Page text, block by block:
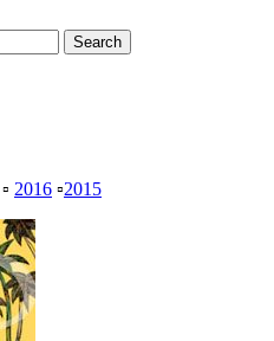
Search
▫ 2016 ▫2015